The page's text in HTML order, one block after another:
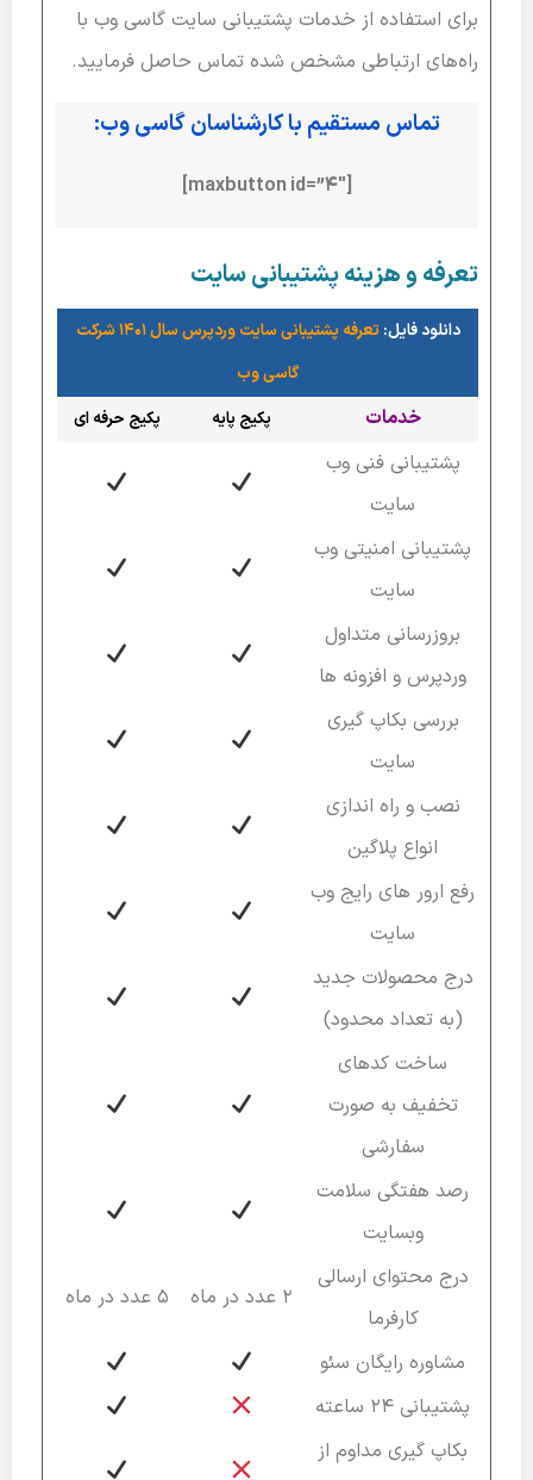
برای استفاده از خدمات پشتیبانی سایت گاسی وب با
راه‌های ارتباطی مشخص شده تماس حاصل فرمایید.
تماس مستقیم با کارشناسان گاسی وب:
[maxbutton id=”4″]
تعرفه و هزینه پشتیبانی سایت
دانلود فایل:
تعرفه پشتیبانی سایت وردپرس سال 1401 شرکت
گاسی وب
خدمات پکیج پایه پکیج حرفه ای
پشتیبانی فنی وب
سایت
پشتیبانی امنیتی وب
سایت
بروزرسانی متداول
وردپرس و افزونه ها
بررسی بکاپ گیری
سایت
نصب و راه اندازی
انواع پلاگین
رفع ارور های رایج وب
سایت
درج محصولات جدید
(به تعداد محدود)
ساخت کدهای
تخفیف به صورت
سفارشی
رصد هفتگی سلامت
وبسایت
درج محتوای ارسالی
کارفرما
2 عدد در ماه 5 عدد در ماه
مشاوره رایگان سئو
پشتیبانی 24 ساعته
بکاپ گیری مداوم از